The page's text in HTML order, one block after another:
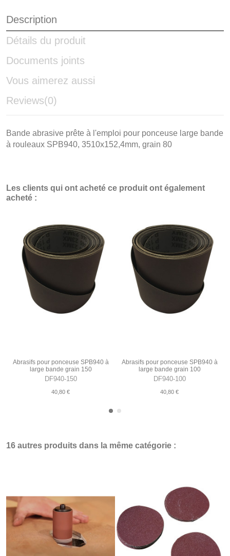
Description
Détails du produit
Documents joints
Vous aimerez aussi
Reviews(0)
Bande abrasive prête à l'emploi pour ponceuse large bande
à rouleaux SPB940, 3510x152,4mm, grain 80
Les clients qui ont acheté ce produit ont également
acheté :
Abrasifs pour ponceuse SPB940 à
large bande grain 150
DF940-150
40,80 €
Abrasifs pour ponceuse SPB940 à
large bande grain 100
DF940-100
40,80 €
16 autres produits dans la même catégorie :